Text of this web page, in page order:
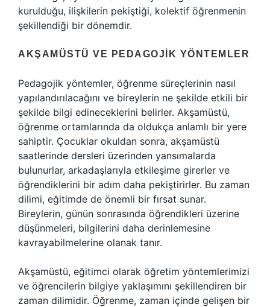
kurulduğu, ilişkilerin pekiştiği, kolektif öğrenmenin
şekillendiği bir dönemdir.
AKŞAMÜSTÜ VE PEDAGOJIK YÖNTEMLER
Pedagojik yöntemler, öğrenme süreçlerinin nasıl
yapılandırılacağını ve bireylerin ne şekilde etkili bir
şekilde bilgi edineceklerini belirler. Akşamüstü,
öğrenme ortamlarında da oldukça anlamlı bir yere
sahiptir. Çocuklar okuldan sonra, akşamüstü
saatlerinde dersleri üzerinden yansımalarda
bulunurlar, arkadaşlarıyla etkileşime girerler ve
öğrendiklerini bir adım daha pekiştirirler. Bu zaman
dilimi, eğitimde de önemli bir fırsat sunar.
Bireylerin, günün sonrasında öğrendikleri üzerine
düşünmeleri, bilgilerini daha derinlemesine
kavrayabilmelerine olanak tanır.
Akşamüstü, eğitimci olarak öğretim yöntemlerimizi
ve öğrencilerin bilgiye yaklaşımını şekillendiren bir
zaman dilimidir. Öğrenme, zaman içinde gelişen bir